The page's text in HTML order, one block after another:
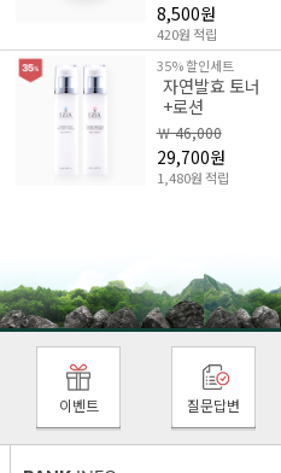
8,500원
420원 적립
35% 할인세트
자연발효 토너
+로션
￦ 46,000
29,700원
1,480원 적립
이벤트 질문답변